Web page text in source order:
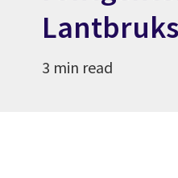
3 min read